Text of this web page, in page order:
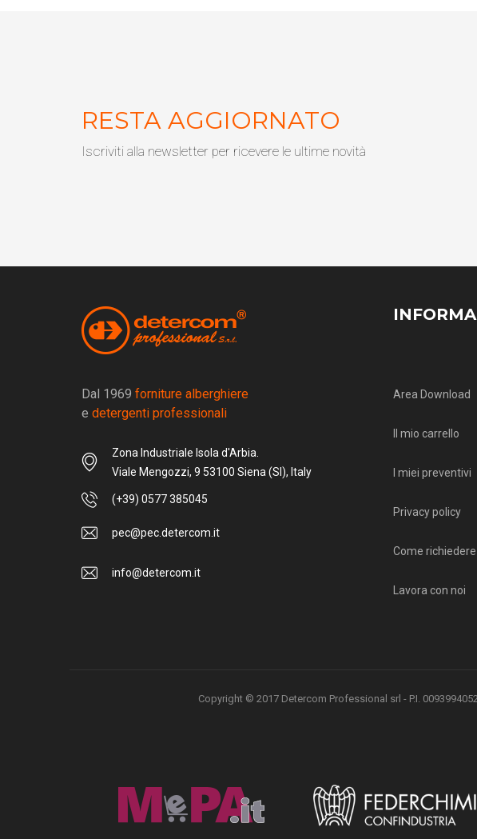
RESTA AGGIORNATO
Iscriviti alla newsletter per ricevere le ultime novità
Dal 1969 forniture alberghiere
e detergenti professionali
Zona Industriale Isola d'Arbia.
Viale Mengozzi, 9 53100 Siena (SI), Italy
(+39) 0577 385045
pec@pec.detercom.it
info@detercom.it
Area Download
Il mio carrello
I miei preventivi
Privacy policy
Come
Lavora con noi
Copyright © 2017 Detercom Professional srl - P.I.